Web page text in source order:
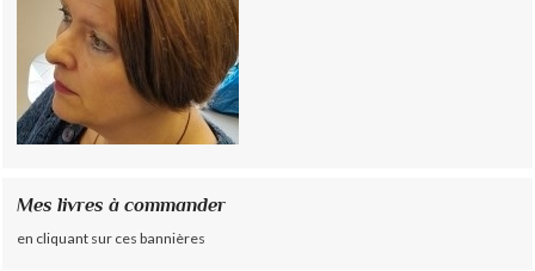
Mes livres à commander
en cliquant sur ces bannières